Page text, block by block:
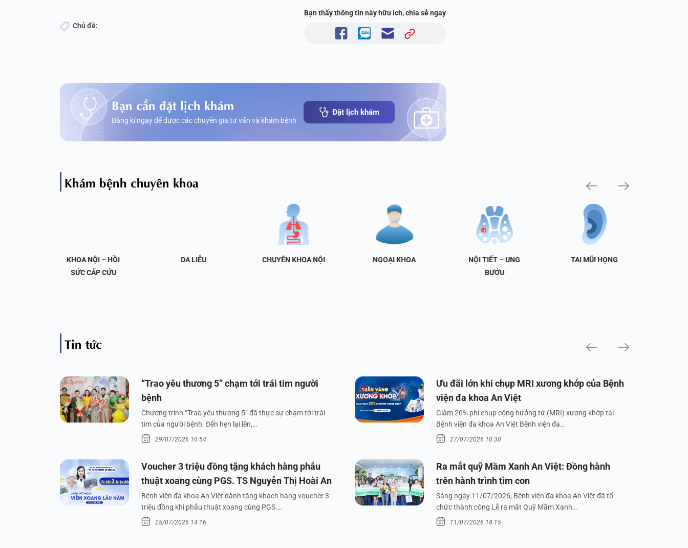
Chủ đề:
Bạn thấy thông tin này hữu ích, chia sẻ ngay
Bạn cần đặt lịch khám
Đăng kí ngay để được các chuyên gia tư vấn và khám bệnh
Đặt lịch khám
Khám bệnh chuyên khoa
KHOA NỘI – HỒI
SỨC CẤP CỨU
DA LIỄU CHUYÊN KHOA NỘI NGOẠI KHOA
NỘI TIẾT – UNG
BƯỚU
TAI MŨI HỌNG
Tin tức
“Trao yêu thương 5” chạm tới trái tim người
bệnh
Chương trình “Trao yêu thương 5” đã thực sự chạm tới trái
tim của người bệnh. Đến hẹn lại lên,…
29/07/2026 10:54
Ưu đãi lớn khi chụp MRI xương khớp của Bệnh
viện đa khoa An Việt
Giảm 20% phí chụp cộng hưởng từ (MRI) xương khớp tại
Bệnh viện đa khoa An Việt Bệnh viện đa…
27/07/2026 10:30
Voucher 3 triệu đồng tặng khách hàng phẫu
thuật xoang cùng PGS. TS Nguyễn Thị Hoài An
Bệnh viện đa khoa An Việt dành tặng khách hàng voucher 3
triệu đồng khi phẫu thuật xoang cùng PGS.…
25/07/2026 14:16
Ra mắt quỹ Mầm Xanh An Việt: Đồng hành
trên hành trình tìm con
Sáng ngày 11/07/2026, Bệnh viện đa khoa An Việt đã tổ
chức thành công Lễ ra mắt Quỹ Mầm Xanh…
11/07/2026 18:15